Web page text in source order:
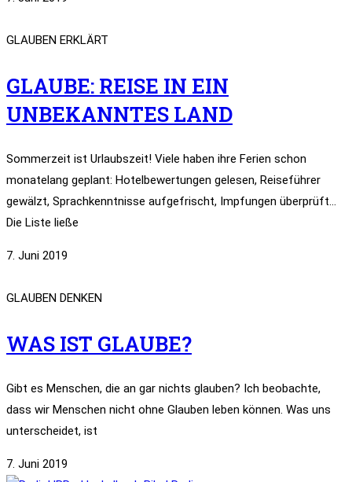
GLAUBEN ERKLÄRT
GLAUBE: REISE IN EIN
UNBEKANNTES LAND
Sommerzeit ist Urlaubszeit! Viele haben ihre Ferien schon
monatelang geplant: Hotelbewertungen gelesen, Reiseführer
gewälzt, Sprachkenntnisse aufgefrischt, Impfungen überprüft…
Die Liste ließe
7. Juni 2019
GLAUBEN DENKEN
WAS IST GLAUBE?
Gibt es Menschen, die an gar nichts glauben? Ich beobachte,
dass wir Menschen nicht ohne Glauben leben können. Was uns
unterscheidet, ist
7. Juni 2019